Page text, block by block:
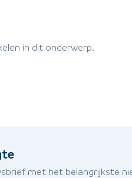
in dit onderwerp.
met het belangrijkste